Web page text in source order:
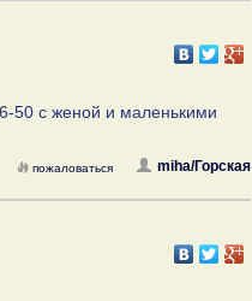
50 с женой и маленькими
miha/Горская
пожаловаться